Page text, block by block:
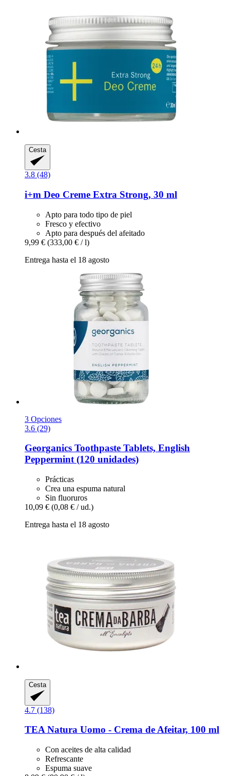
Cesta
3.8 (48)
i+m Deo Creme Extra Strong, 30 ml
Apto para todo tipo de piel
Fresco y efectivo
Apto para después del afeitado
9,99 € (333,00 € / l)
Entrega hasta el 18 agosto
3 Opciones
3.6 (29)
Georganics Toothpaste Tablets, English
Peppermint (120 unidades)
Prácticas
Crea una espuma natural
Sin fluoruros
10,09 € (0,08 € / ud.)
Entrega hasta el 18 agosto
Cesta
4.7 (138)
TEA Natura Uomo -​ Crema de Afeitar, 100 ml
Con aceites de alta calidad
Refrescante
Espuma suave